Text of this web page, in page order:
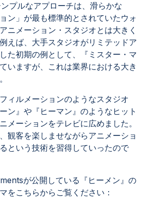
プルなアプローチは、滑らかな
ン」が最も標準的とされていたウォ
ニメーション・スタジオとは大きく
えば、大手スタジオがリミテッドア
た初期の例として、『ミスター・マ
いますが、これは業界における大き
ィルメーションのようなスタジオ
ン』や『ヒーマン』のようなヒット
メーションをテレビに広めました。
観客を楽しませながらアニメーショ
という技術を習得していったので
が公開している『ヒーメン』の
をこちらからご覧ください：